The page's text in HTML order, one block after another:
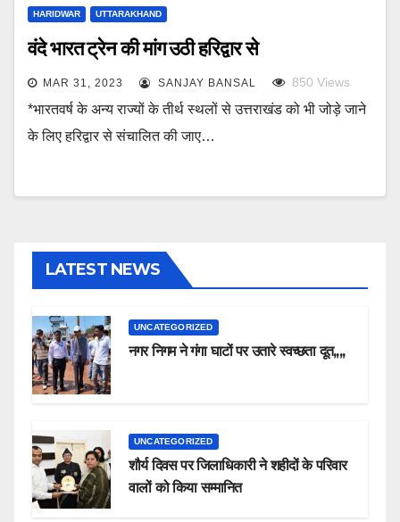
HARIDWAR UTTARAKHAND
वंदे भारत ट्रेन की मांग उठी हरिद्वार से
MAR 31, 2023 SANJAY BANSAL 850 Views
*भारतवर्ष के अन्य राज्यों के तीर्थ स्थलों से उत्तराखंड को भी जोड़े जाने
के लिए हरिद्वार से संचालित की जाए…
LATEST NEWS
UNCATEGORIZED
नगर निगम ने गंगा घाटों पर उतारे स्वच्छता दूत,,,,
UNCATEGORIZED
शौर्य दिवस पर जिलाधिकारी ने शहीदों के परिवार
वालों को किया सम्मानित